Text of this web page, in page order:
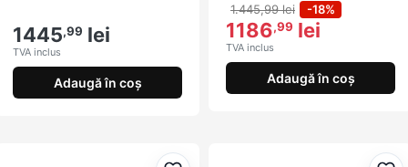
1445,99 lei
TVA inclus
Adaugă în coș
1.445,99 lei -18%
1186,99 lei
TVA inclus
Adaugă în coș